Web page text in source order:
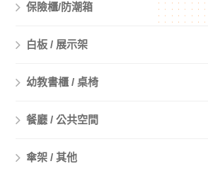
保險櫃/防潮箱
白板 / 展示架
幼教書櫃 / 桌椅
餐廳 / 公共空間
傘架 / 其他